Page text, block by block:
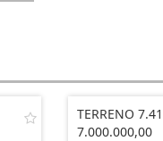
TERRENO
7.000.000,00